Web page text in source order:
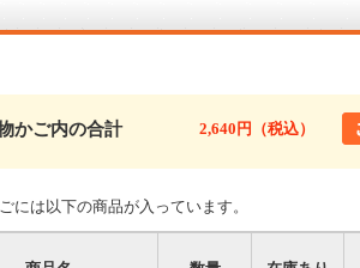
かご内の合計 2,640円（税込）
には以下の商品が入っています。